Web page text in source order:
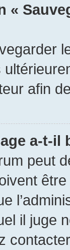
«
afin
a-t-il
peut
il juge